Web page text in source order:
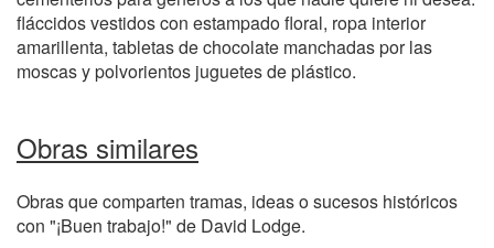
fláccidos vestidos con estampado floral, ropa interior
amarillenta, tabletas de chocolate manchadas por las
moscas y polvorientos juguetes de plástico.
Obras similares
Obras que comparten tramas, ideas o sucesos históricos
con "¡Buen trabajo!" de David Lodge.